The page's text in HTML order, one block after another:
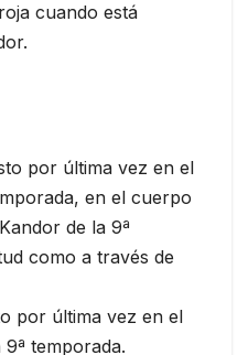
cuando está
por última vez en el
en el cuerpo
de la 9ª
como a través de
por última vez en el
temporada.